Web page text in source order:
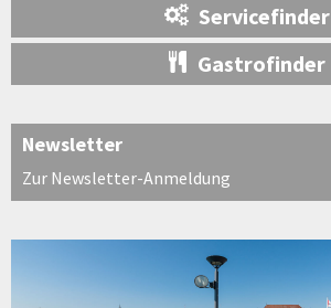
Servicefinder
Gastrofinder
Newsletter
Zur Newsletter-Anmeldung